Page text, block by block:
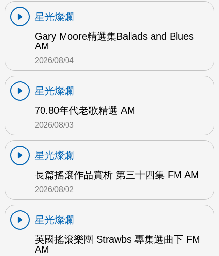
星光燦爛
Gary Moore精選集Ballads and Blues
AM
2026/08/04
星光燦爛
70.80年代老歌精選 AM
2026/08/03
星光燦爛
長篇搖滾作品賞析 第三十四集 FM AM
2026/08/02
星光燦爛
英國搖滾樂團 Strawbs 專集選曲下 FM
AM